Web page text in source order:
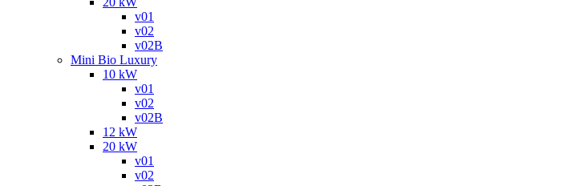
v01
v02
v02B
Mini Bio Luxury
10 kW
v01
v02
v02B
12 kW
20 kW
v01
v02